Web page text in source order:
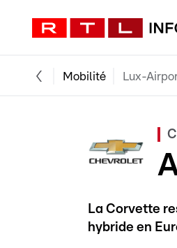
Mobilité Lux-
La Corvette
hybride en